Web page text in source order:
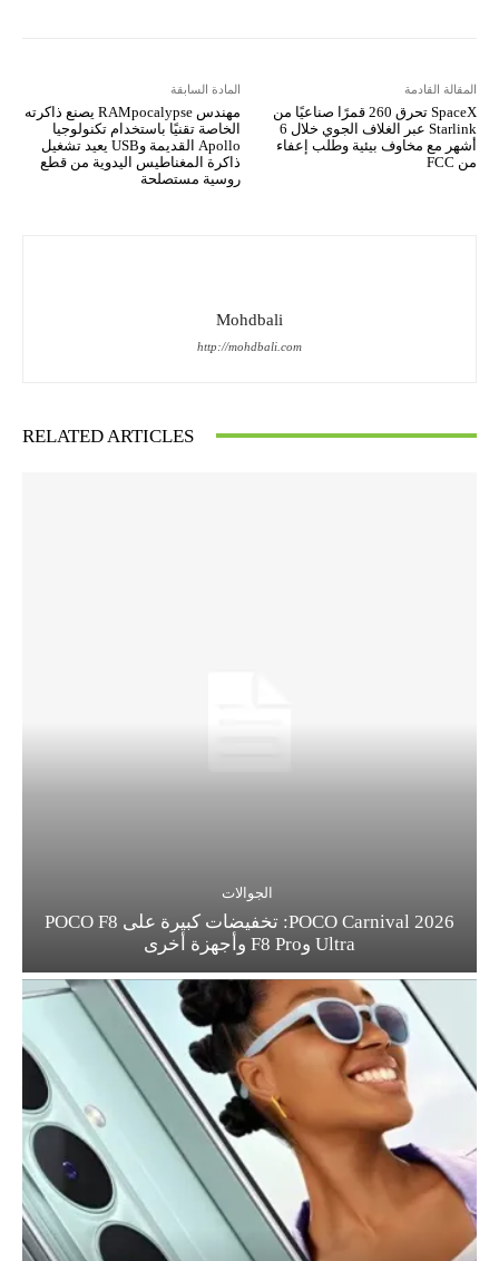
المادة السابقة
مهندس RAMpocalypse يصنع ذاكرته
الخاصة تقنيًا باستخدام تكنولوجيا
Apollo القديمة وUSB يعيد تشغيل
ذاكرة المغناطيس اليدوية من قطع
روسية مستصلحة
المقالة القادمة
SpaceX تحرق 260 قمرًا صناعيًا من
Starlink عبر الغلاف الجوي خلال 6
أشهر مع مخاوف بيئية وطلب إعفاء
من FCC
Mohdbali
http://mohdbali.com
RELATED ARTICLES
الجوالات
POCO Carnival 2026: تخفيضات كبيرة على POCO F8
Ultra وF8 Pro وأجهزة أخرى